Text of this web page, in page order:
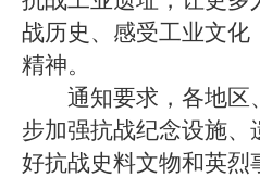
战历史、感受工业文化
精神。
通知要求，各地区
步加强抗战纪念设施、
好抗战史料文物和英烈